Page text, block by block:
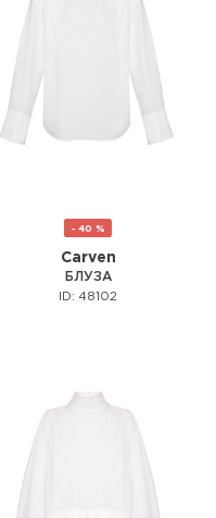
- 40 %
Carven
БЛУЗА
ID: 48102